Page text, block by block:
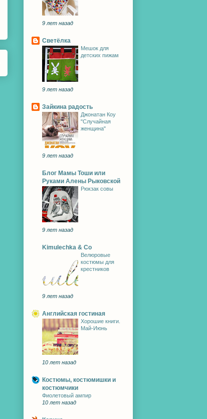
9 лет назад
Светёлка
Мешок для
детских пижам
9 лет назад
Зайкина радость
Джонатан Коу
"Случайная
женщина"
9 лет назад
Блог Мамы Тоши или
Руками Алены Рыковской
Рюкзак совы
9 лет назад
Kimulechka & Co
Велюровые
костюмы для
крестников
9 лет назад
Английская гостиная
Хорошие книги.
Май-Июнь
10 лет назад
Костюмы, костюмишки и
костюмчики
Фиолетовый ампир
10 лет назад